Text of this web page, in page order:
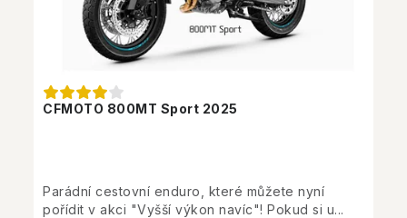
CFMOTO 800MT Sport 2025
Parádní cestovní enduro, které můžete nyní
pořídit v akci "Vyšší výkon navíc"! Pokud si u...